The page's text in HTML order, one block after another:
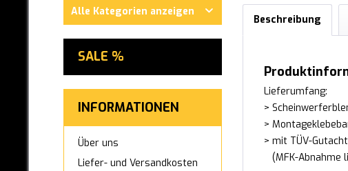
A4-B6/8E
A4-B7/8H Cabrio
S4-B7
RS4-B7
A4-B8
Alle Kategorien anzeigen
SALE %
INFORMATIONEN
Über uns
Liefer- und Versandkosten
Beschreibung
Lieferumfang:
>
>
> mit TÜV-
(MFK-Abnahme